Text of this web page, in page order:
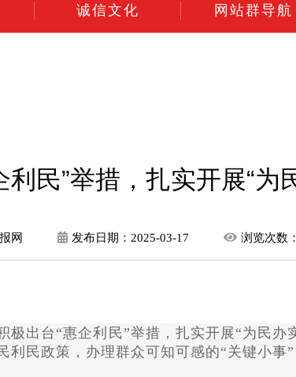
诚信文化 网站群导航
民”举措，扎实开展“为
网 发布日期： 2025-03-17 浏览次数：
极出台 “惠企利民”举措，扎实开展“为民
民政策，办理群众可知可感的“关键小事